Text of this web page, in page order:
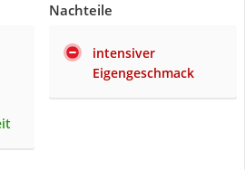
Nachteile
intensiver
Eigengeschmack